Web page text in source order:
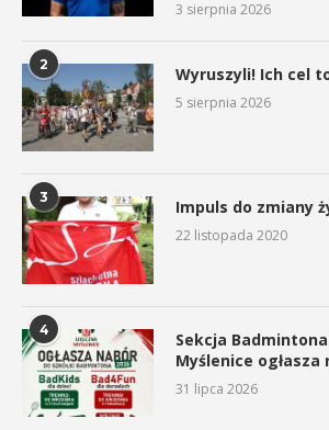
3 sierpnia 2026
2 Wyruszyli! Ich cel
5 sierpnia 2026
3 Impuls do zmiany
22 listopada 2020
4
Sekcja
Myślenice ogłasza
31 lipca 2026